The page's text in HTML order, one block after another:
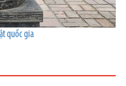
quốc gia